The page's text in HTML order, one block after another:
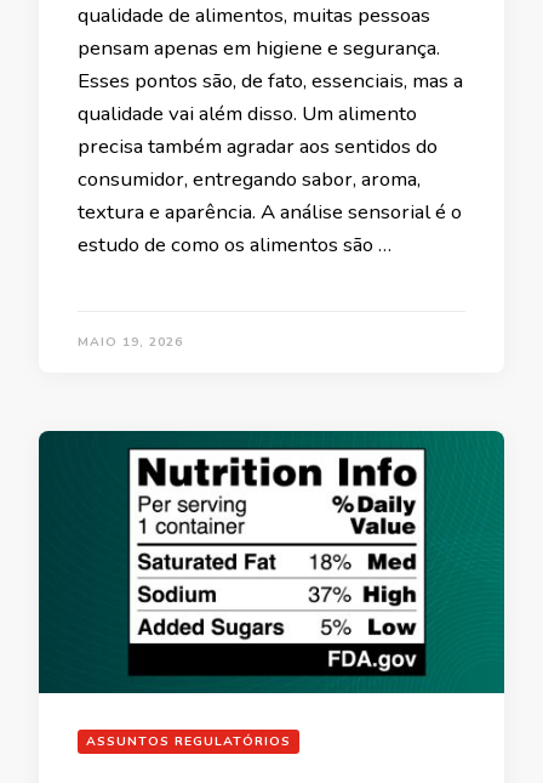
qualidade de alimentos, muitas pessoas
pensam apenas em higiene e segurança.
Esses pontos são, de fato, essenciais, mas a
qualidade vai além disso. Um alimento
precisa também agradar aos sentidos do
consumidor, entregando sabor, aroma,
textura e aparência. A análise sensorial é o
estudo de como os alimentos são …
MAIO 19, 2026
ASSUNTOS REGULATÓRIOS